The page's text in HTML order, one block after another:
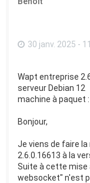
30 janv. 2025 -
Wapt entreprise
serveur Debian 12
machine à paquet :
Bonjour,
Je viens de faire la
2.6.0.16613 à la
Suite à cette mise
websocket" n'est